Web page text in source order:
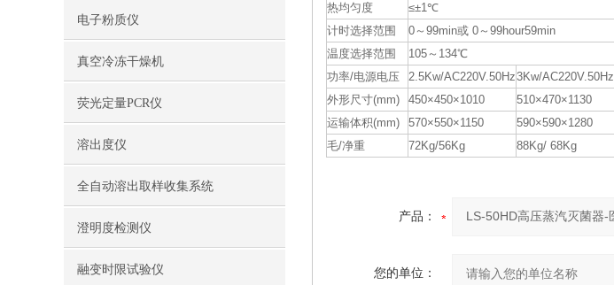
电子粉质仪
真空冷冻干燥机
荧光定量PCR仪
溶出度仪
全自动溶出取样收集系统
澄明度检测仪
融变时限试验仪
热均匀度
≤±1℃
计时选择范围
0～99min或 0～99hour59min
温度选择范围
105～134℃
功率/电源电压
2.5Kw/AC220V.50Hz3Kw/AC220V.50Hz
外形尺寸(mm)
450×450×1010 510×470×1130
运输体积(mm)
570×550×1150 590×590×1280
毛/净重
72Kg/56Kg 88Kg/ 68Kg
产品：
您的单位：